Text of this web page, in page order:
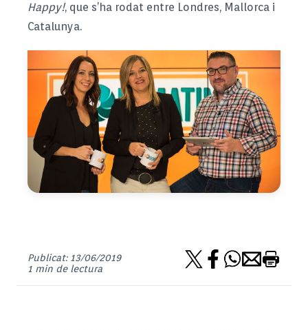
Happy!, que s’ha rodat entre Londres, Mallorca i
Catalunya.
Publicat: 13/06/2019
1 min de lectura